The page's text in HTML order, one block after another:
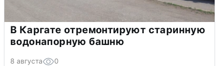
В Каргате отремонтируют старинную
водонапорную башню
8 августа 0